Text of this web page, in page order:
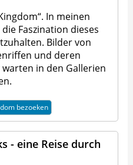
In meinen
Faszination dieses
Bilder von
und deren
in den Gallerien
bezoeken
- eine Reise durch